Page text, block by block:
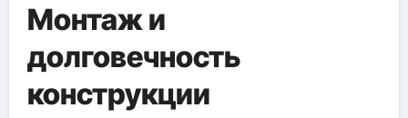
Монтаж и
долговечность
конструкции